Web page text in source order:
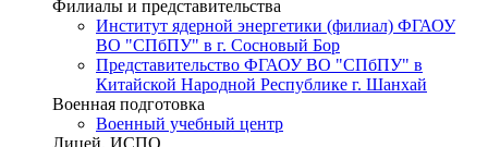
Филиалы и представительства
Институт ядерной энергетики (филиал) ФГАОУ
ВО "СПбПУ" в г. Сосновый Бор
Представительство ФГАОУ ВО "СПбПУ" в
Китайской Народной Республике г. Шанхай
Военная подготовка
Военный учебный центр
Лицей, ИСПО